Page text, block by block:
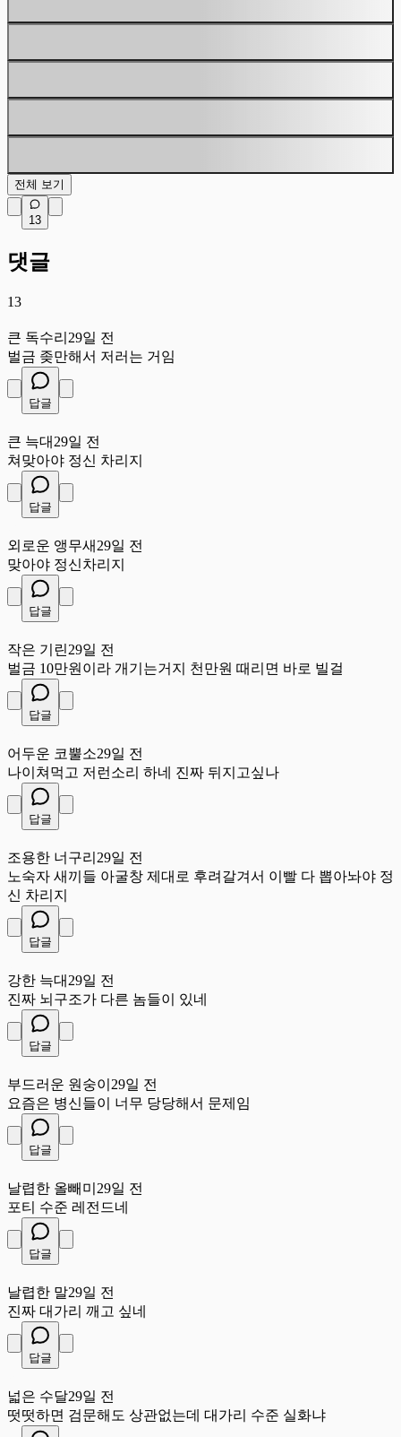
전체 보기
13
댓글
13
큰 독수리 29일 전
벌금 좆만해서 저러는 거임
답글
큰 늑대 29일 전
쳐맞아야 정신 차리지
답글
외로운 앵무새 29일 전
맞아야 정신차리지
답글
작은 기린29일 전
벌금 10만원이라 개기는거지 천만원 때리면 바로 빌걸
답글
어두운 코뿔소29일 전
나이쳐먹고 저런소리 하네 진짜 뒤지고싶나
답글
조용한 너구리 29일 전
노숙자 새끼들 아굴창 제대로 후려갈겨서 이빨 다 뽑아놔야 정
신 차리지
답글
강한 늑대 29일 전
진짜 뇌구조가 다른 놈들이 있네
답글
부드러운 원숭이 29일 전
요즘은 병신들이 너무 당당해서 문제임
답글
날렵한 올빼미 29일 전
포티 수준 레전드네
답글
날렵한 말29일 전
진짜 대가리 깨고 싶네
답글
넓은 수달29일 전
떳떳하면 검문해도 상관없는데 대가리 수준 실화냐